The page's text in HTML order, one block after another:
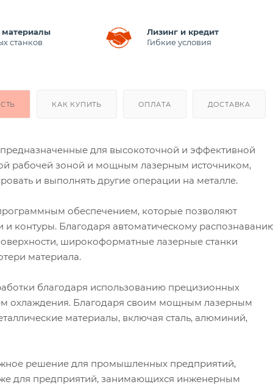
материалы
станков
Лизинг и кредит
Гибкие условия
КАК КУПИТЬ ОПЛАТА ДОСТАВКА
предназначенные для высокоточной и эффективной
рабочей зоной и мощным лазерным источником,
и выполнять другие операции на металле.
обеспечением, которые позволяют
и контуры. Благодаря автоматическому
широкоформатные лазерные станки
материала.
благодаря использованию прецизионных
охлаждения. Благодаря своим мощным лазерным
материалы, включая сталь, алюминий,
решение для промышленных предприятий,
для предприятий, занимающихся инженерным